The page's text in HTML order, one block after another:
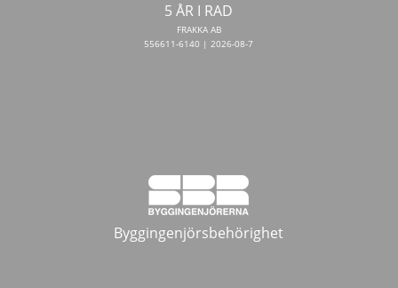
5 ÅR I RAD
FRAKKA AB
556611-6140 | 2026-08-7
Byggingenjörsbehörighet